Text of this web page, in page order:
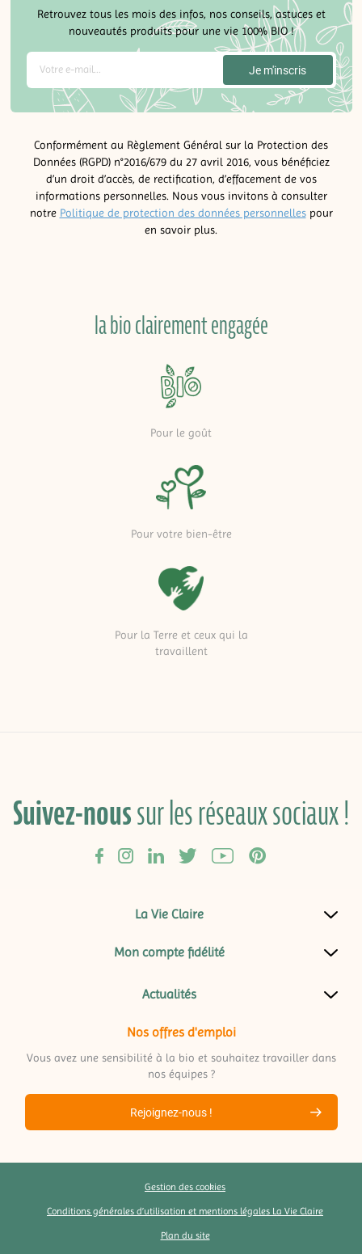
Retrouvez tous les mois des infos, nos conseils, astuces et
nouveautés produits pour une vie 100% BIO !
Conformément au Règlement Général sur la Protection des
Données (RGPD) n°2016/679 du 27 avril 2016, vous bénéficiez
d’un droit d’accès, de rectification, d’effacement de vos
informations personnelles. Nous vous invitons à consulter
notre Politique de protection des données personnellespour
en savoir plus.
la bio clairement engagée
Pour le goût
Pour votre bien-être
Pour la Terre et ceux qui la
travaillent
Suivez-noussur les réseaux sociaux !
La Vie Claire
Mon compte fidélité
Actualités
Nos offres d'emploi
Vous avez une sensibilité à la bio et souhaitez travailler dans
nos équipes ?
Rejoignez-nous !
Gestion des cookies
Conditions générales d’utilisation et mentions légales La Vie Claire
Plan du site